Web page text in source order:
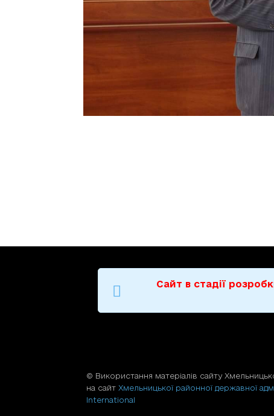
Сайт в стадії
© Використання матерiалiв сайту
на сайт Хмельницької районної державної
International